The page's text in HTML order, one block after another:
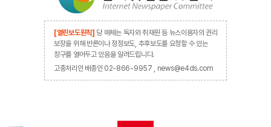
[열린보도원칙] 당 매체는 독자와 취재원 등 뉴스이용자의 권리
보장을 위해 반론이나 정정보도, 추후보도를 요청할 수 있는
창구를 열어두고 있음을 알려드립니다.
고충처리인 배종인 02-866-9957 , news@e4ds.com